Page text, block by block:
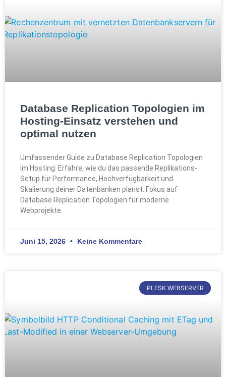
Database Replication Topologien im
Hosting-Einsatz verstehen und
optimal nutzen
Umfassender Guide zu Database Replication Topologien
im Hosting: Erfahre, wie du das passende Replikations-
Setup für Performance, Hochverfügbarkeit und
Skalierung deiner Datenbanken planst. Fokus auf
Database Replication Topologien für moderne
Webprojekte.
Juni 15, 2026 Keine Kommentare
PLESK WEBSERVER